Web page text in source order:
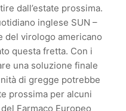
dall’estate prossima.
inglese SUN –
del virologo americano
questa fretta. Con i
una soluzione finale
di gregge potrebbe
prossima per alcuni
Farmaco Europeo